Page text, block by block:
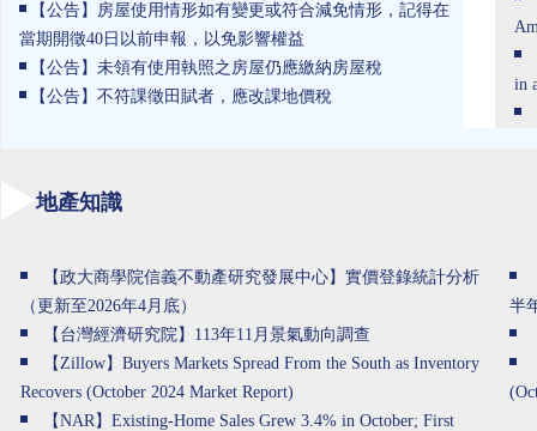
in
【公告】房屋使用情形如有變更或符合減免情形，記得在
當期開徵40日以前申報，以免影響權益
【公告】未領有使用執照之房屋仍應繳納房屋稅
【公告】不符課徵田賦者，應改課地價稅
地產知識
【政大商學院信義不動產研究發展中心】實價登錄統計分析
（更新至2026年4月底）
半
【台灣經濟研究院】113年11月景氣動向調查
【Zillow】Buyers Markets Spread From the South as Inventory
Recovers (October 2024 Market Report)
【NAR】Existing-Home Sales Grew 3.4% in October; First